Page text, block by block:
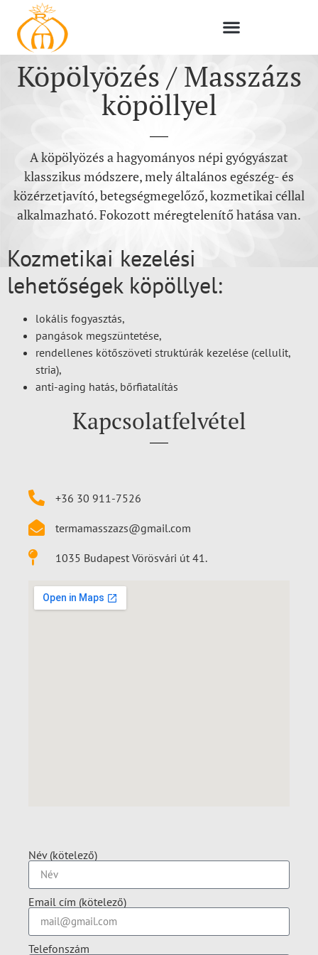
Köpölyözés / Masszázs
köpöllyel
A köpölyözés a hagyományos népi gyógyászat
klasszikus módszere, mely általános egészég- és
közérzetjavító, betegségmegelőző, kozmetikai céllal
alkalmazható. Fokozott méregtelenítő hatása van.
Kozmetikai kezelési
lehetőségek köpöllyel:
lokális fogyasztás,
pangások megszüntetése,
rendellenes kötőszöveti struktúrák kezelése (cellulit,
stria),
anti-aging hatás, bőrfiatalítás
Kapcsolatfelvétel
+36 30 911-7526
termamasszazs@gmail.com
1035 Budapest Vörösvári út 41.
Név (kötelező)
Email cím (kötelező)
Telefonszám